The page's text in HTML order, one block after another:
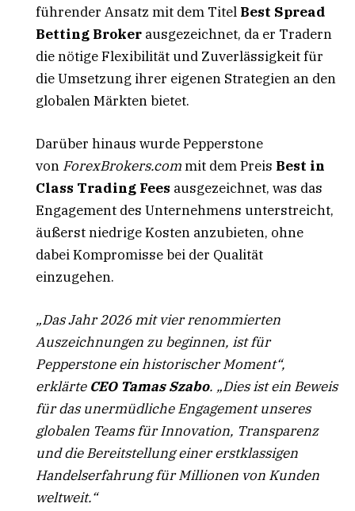
führender Ansatz mit dem Titel Best Spread
Betting Broker ausgezeichnet, da er Tradern
die nötige Flexibilität und Zuverlässigkeit für
die Umsetzung ihrer eigenen Strategien an den
globalen Märkten bietet.
Darüber hinaus wurde Pepperstone
von ForexBrokers.commit dem Preis Best in
Class Trading Fees ausgezeichnet, was das
Engagement des Unternehmens unterstreicht,
äußerst niedrige Kosten anzubieten, ohne
dabei Kompromisse bei der Qualität
einzugehen.
„Das Jahr 2026 mit vier renommierten
Auszeichnungen zu beginnen, ist für
Pepperstone ein historischer Moment“,
erklärte CEO Tamas Szabo. „Dies ist ein Beweis
für das unermüdliche Engagement unseres
globalen Teams für Innovation, Transparenz
und die Bereitstellung einer erstklassigen
Handelserfahrung für Millionen von Kunden
weltweit.“